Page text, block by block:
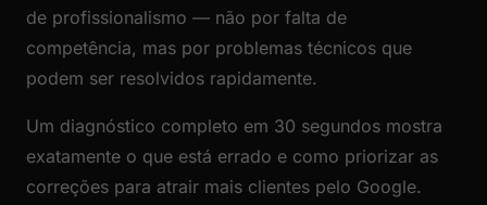
de profissionalismo — não por falta de
competência, mas por problemas técnicos que
podem ser resolvidos rapidamente.
Um diagnóstico completo em 30 segundos mostra
exatamente o que está errado e como priorizar as
correções para atrair mais clientes pelo Google.